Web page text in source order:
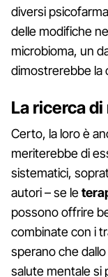
diversi
delle modifiche
microbioma, un
dimostrerebbe la
La ricerca
Certo, la loro è
meriterebbe di
sistematici,
autori – se le
possono offrire
combinate con i
sperano che
salute mentale